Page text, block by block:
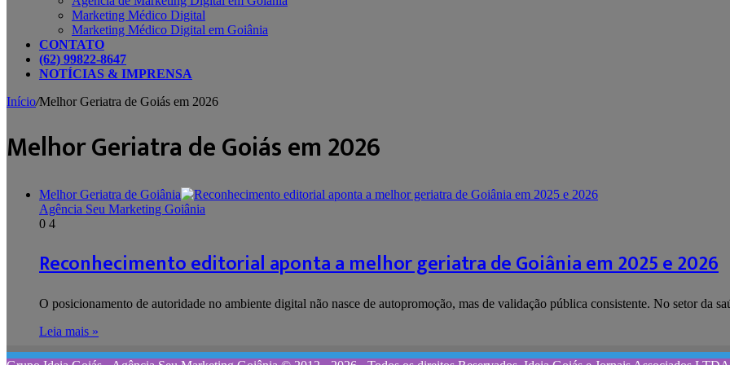
Marketing Médico Digital
Marketing Médico Digital em Goiânia
CONTATO
(62) 99822-8647
NOTÍCIAS & IMPRENSA
Início/Melhor Geriatra de Goiás em 2026
Melhor Geriatra de Goiás em 2026
Melhor Geriatra de Goiânia
Agência Seu Marketing Goiânia
0 4
Reconhecimento editorial aponta a melhor geriatra de Goiânia em 2025 e 2026
O posicionamento de autoridade no ambiente digital não nasce de autopromoção, mas de validação pública consistente. No setor da
Leia mais »